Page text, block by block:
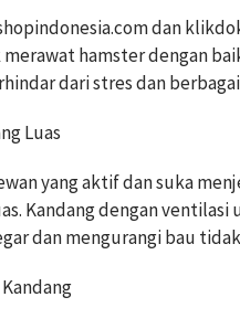
dan
hamster dengan
dari stres dan
Luas
yang aktif dan suka
Kandang dengan
dan mengurangi bau